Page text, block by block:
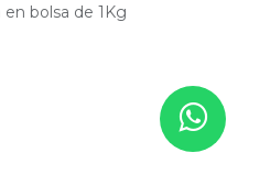
en bolsa de 1Kg